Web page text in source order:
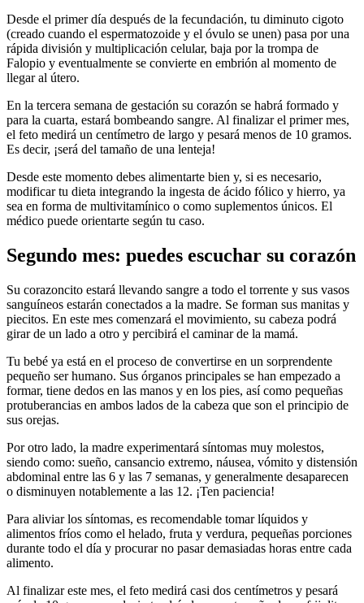
Desde el primer día después de la fecundación, tu diminuto cigoto
(creado cuando el espermatozoide y el óvulo se unen) pasa por una
rápida división y multiplicación celular, baja por la trompa de
Falopio y eventualmente se convierte en embrión al momento de
llegar al útero.
En la tercera semana de gestación su corazón se habrá formado y
para la cuarta, estará bombeando sangre. Al finalizar el primer mes,
el feto medirá un centímetro de largo y pesará menos de 10 gramos.
Es decir, ¡será del tamaño de una lenteja!
Desde este momento debes alimentarte bien y, si es necesario,
modificar tu dieta integrando la ingesta de ácido fólico y hierro, ya
sea en forma de multivitamínico o como suplementos únicos. El
médico puede orientarte según tu caso.
Segundo mes: puedes escuchar su corazón
Su corazoncito estará llevando sangre a todo el torrente y sus vasos
sanguíneos estarán conectados a la madre. Se forman sus manitas y
piecitos. En este mes comenzará el movimiento, su cabeza podrá
girar de un lado a otro y percibirá el caminar de la mamá.
Tu bebé ya está en el proceso de convertirse en un sorprendente
pequeño ser humano. Sus órganos principales se han empezado a
formar, tiene dedos en las manos y en los pies, así como pequeñas
protuberancias en ambos lados de la cabeza que son el principio de
sus orejas.
Por otro lado, la madre experimentará síntomas muy molestos,
siendo como: sueño, cansancio extremo, náusea, vómito y distensión
abdominal entre las 6 y las 7 semanas, y generalmente desaparecen
o disminuyen notablemente a las 12. ¡Ten paciencia!
Para aliviar los síntomas, es recomendable tomar líquidos y
alimentos fríos como el helado, fruta y verdura, pequeñas porciones
durante todo el día y procurar no pasar demasiadas horas entre cada
alimento.
Al finalizar este mes, el feto medirá casi dos centímetros y pesará